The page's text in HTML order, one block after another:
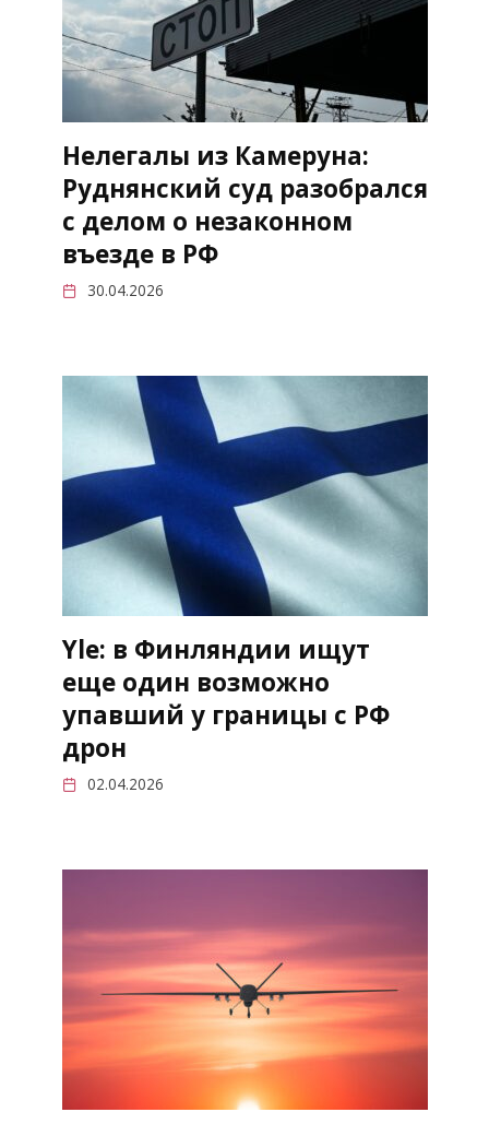
Нелегалы из Камеруна:
Руднянский суд разобрался
с делом о незаконном
въезде в РФ
30.04.2026
Yle: в Финляндии ищут
еще один возможно
упавший у границы с РФ
дрон
02.04.2026